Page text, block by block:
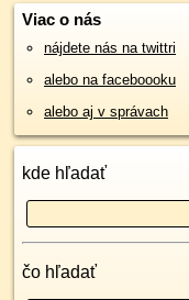
Viac o nás
nájdete nás na twittri
alebo na faceboooku
alebo aj v správach
kde hľadať
čo hľadať